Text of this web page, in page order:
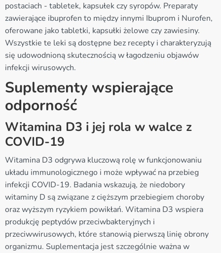
postaciach - tabletek, kapsułek czy syropów. Preparaty
zawierające ibuprofen to między innymi Ibuprom i Nurofen,
oferowane jako tabletki, kapsułki żelowe czy zawiesiny.
Wszystkie te leki są dostępne bez recepty i charakteryzują
się udowodnioną skutecznością w łagodzeniu objawów
infekcji wirusowych.
Suplementy wspierające
odporność
Witamina D3 i jej rola w walce z
COVID-19
Witamina D3 odgrywa kluczową rolę w funkcjonowaniu
układu immunologicznego i może wpływać na przebieg
infekcji COVID-19. Badania wskazują, że niedobory
witaminy D są związane z cięższym przebiegiem choroby
oraz wyższym ryzykiem powikłań. Witamina D3 wspiera
produkcję peptydów przeciwbakteryjnych i
przeciwwirusowych, które stanowią pierwszą linię obrony
organizmu. Suplementacja jest szczególnie ważna w